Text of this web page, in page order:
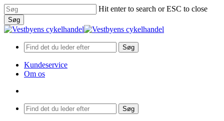
Skip
to
main
content
Hit enter to search or ESC to close
Søg
Close
Søg
Kundeservice
Om os
Menu
Søg